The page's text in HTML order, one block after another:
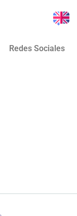
Redes Sociales